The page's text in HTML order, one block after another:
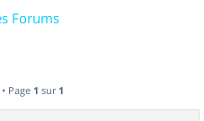
Forums
Page 1 sur 1